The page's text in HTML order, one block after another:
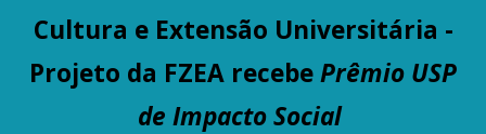
Cultura e Extensão Universitária -
Projeto da FZEA recebePrêmio USP
de Impacto Social